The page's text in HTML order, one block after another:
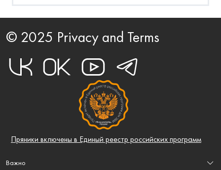
© 2025 Privacy and Terms
Пряники включены в Единый реестр российских программ
Важно